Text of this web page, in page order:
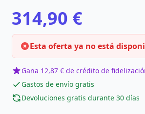
314,90 €
Esta oferta ya no está
Gana 12,87 € de crédito de
Gastos de envío gratis
Devoluciones gratis durante 30 días